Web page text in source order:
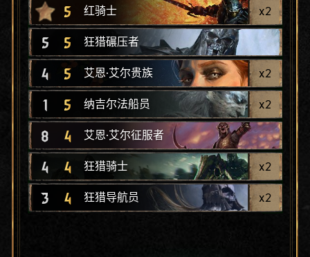
5 红骑士 x2
5 5 狂猎碾压者
4 5 艾恩·艾尔贵族 x2
1 5 纳吉尔法船员 x2
8 4 艾恩·艾尔征服者
4 4 狂猎骑士 x2
3 4 狂猎导航员 x2